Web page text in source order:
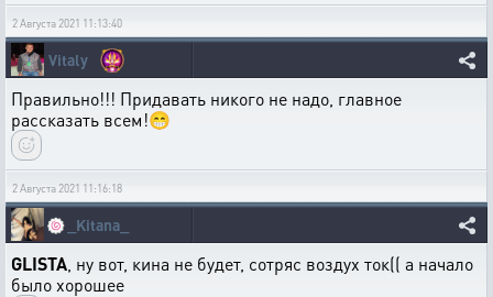
2 Августа 2021 11:13:40
Vitaly
Правильно!!! Придавать никого не надо, главное
рассказать всем!😁
2 Августа 2021 11:16:18
🍥 _Kitana_
GLISTA , ну вот, кина не будет, сотряс воздух ток(( а начало
было хорошее